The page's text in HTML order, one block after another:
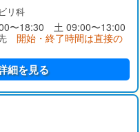
リ科
〜18:30 土 09:00〜13:00
開始・終了時間は直接の
細を見る